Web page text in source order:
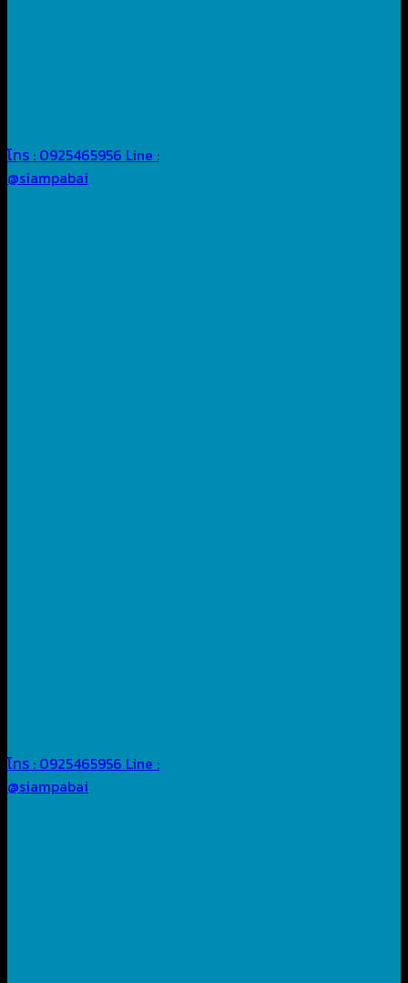
โทร : 0925465956 Line :
@siampabai
โทร : 0925465956 Line :
@siampabai